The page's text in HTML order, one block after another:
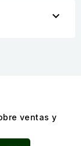

ventas y